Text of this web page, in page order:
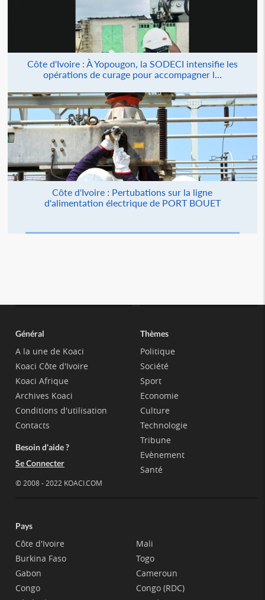
Côte d'Ivoire : À Yopougon, la SODECI intensifie les
opérations de curage pour accompagner l...
Côte d'Ivoire : Pertubations sur la ligne
d'alimentation électrique de PORT BOUET
Général
A la une de Koaci
Koaci Côte d'Ivoire
Koaci Afrique
Archives Koaci
Conditions d'utilisation
Contacts
Besoin d'aide ?
Se Connecter
© 2008 - 2022 KOACI.COM
Thèmes
Politique
Société
Sport
Economie
Culture
Technologie
Tribune
Evènement
Santé
Pays
Côte d'Ivoire
Burkina Faso
Gabon
Congo
Mali
Togo
Cameroun
Congo (RDC)